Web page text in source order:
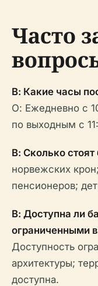
Часто
В: Какие часы
О: Ежедневно с
по выходным с
В: Сколько стоят
норвежских
пенсионеров;
В: Доступна ли
ограниченными
Доступность
архитектуры;
доступна.